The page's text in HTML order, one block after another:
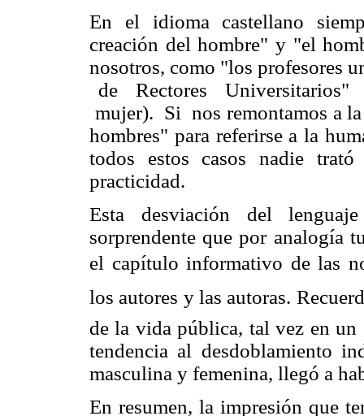
En el idioma castellano
creación del hombre" y "el
nosotros, como "los profesores
de Rectores
mujer). Si nos remontamos a
hombres" para referirse a la
todos estos casos nadie
practicidad.
Esta desviación del
sorprendente que por analogía
el capítulo informativo de las
los autores y las autoras.
de la vida pública, tal vez en un
tendencia al desdoblamiento
masculina y femenina, llegó a
En resumen, la impresión que